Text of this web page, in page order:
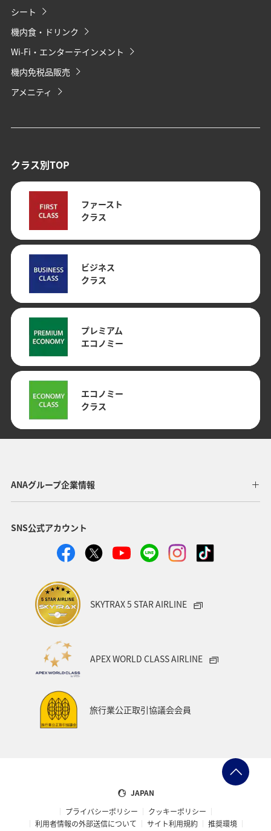
シート
機内食・ドリンク
Wi-Fi・エンターテインメント
機内免税品販売
アメニティ
クラス別TOP
ファースト
クラス
ビジネス
クラス
プレミアム
エコノミー
エコノミー
クラス
ANAグループ企業情報
SNS公式アカウント
SKYTRAX 5 STAR AIRLINE
APEX WORLD CLASS AIRLINE
旅行業公正取引協議会会員
JAPAN
プライバシーポリシー
クッキーポリシー
利用者情報の外部送信について
サイト利用規約
推奨環境